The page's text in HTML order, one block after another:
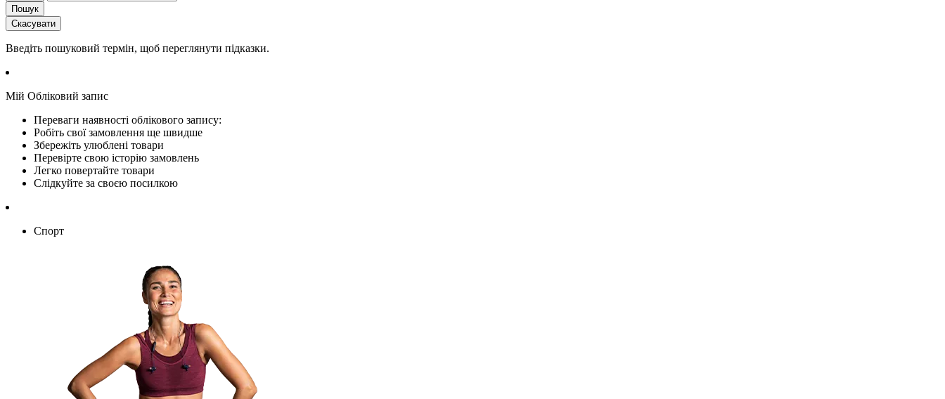
Пошук
Скасувати
Введіть пошуковий термін, щоб переглянути підказки.
Мій Обліковий запис
Переваги наявності облікового запису:
Робіть свої замовлення ще швидше
Збережіть улюблені товари
Перевірте свою історію замовлень
Легко повертайте товари
Слідкуйте за своєю посилкою
Спорт